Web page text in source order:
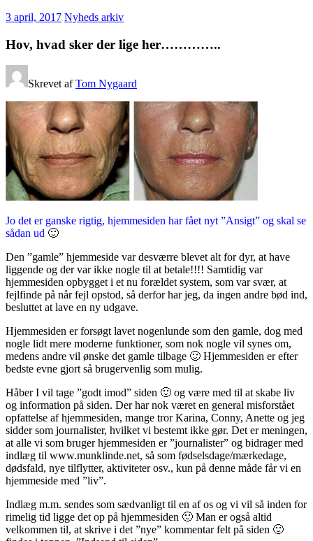
3 april, 2017 Nyheds arkiv
Hov, hvad sker der lige her…………..
Skrevet afTom Nygaard
Jo det er ganske rigtig, hjemmesiden har fået nyt ”Ansigt” og skal se
sådan ud 🙂
Den ”gamle” hjemmeside var desværre blevet alt for dyr, at have
liggende og der var ikke nogle til at betale!!!! Samtidig var
hjemmesiden opbygget i et nu forældet system, som var svær, at
fejlfinde på når fejl opstod, så derfor har jeg, da ingen andre bød ind,
besluttet at lave en ny udgave.
Hjemmesiden er forsøgt lavet nogenlunde som den gamle, dog med
nogle lidt mere moderne funktioner, som nok nogle vil synes om,
medens andre vil ønske det gamle tilbage 🙂 Hjemmesiden er efter
bedste evne gjort så brugervenlig som mulig.
Håber I vil tage ”godt imod” siden 🙂 og være med til at skabe liv
og information på siden. Der har nok været en general misforstået
opfattelse af hjemmesiden, mange tror Karina, Conny, Anette og jeg
sidder som journalister, hvilket vi bestemt ikke gør. Det er meningen,
at alle vi som bruger hjemmesiden er ”journalister” og bidrager med
indlæg til www.munklinde.net, så som fødselsdage/mærkedage,
dødsfald, nye tilflytter, aktiviteter osv., kun på denne måde får vi en
hjemmeside med ”liv”.
Indlæg m.m. sendes som sædvanligt til en af os og vi vil så inden for
rimelig tid ligge det op på hjemmesiden 🙂 Man er også altid
velkommen til, at skrive i det ”nye” kommentar felt på siden 🙂